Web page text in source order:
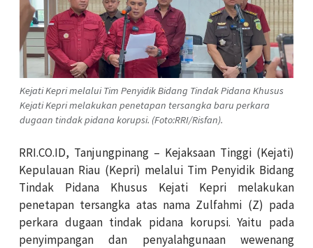
Kejati Kepri melalui Tim Penyidik Bidang Tindak Pidana Khusus
Kejati Kepri melakukan penetapan tersangka baru perkara
dugaan tindak pidana korupsi. (Foto:RRI/Risfan).
RRI.CO.ID, Tanjungpinang – Kejaksaan Tinggi (Kejati)
Kepulauan Riau (Kepri) melalui Tim Penyidik Bidang
Tindak Pidana Khusus Kejati Kepri melakukan
penetapan tersangka atas nama Zulfahmi (Z) pada
perkara dugaan tindak pidana korupsi. Yaitu pada
penyimpangan dan penyalahgunaan wewenang